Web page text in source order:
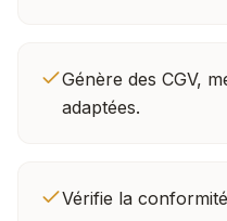
Génère des CGV,
adaptées.
Vérifie la